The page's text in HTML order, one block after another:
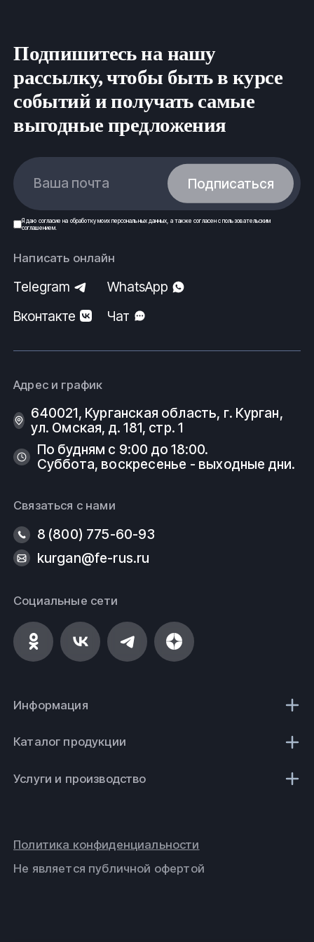
Подпишитесь на нашу
рассылку, чтобы быть в курсе
событий и получать самые
выгодные предложения
Ваша почта Подписаться
Я даю согласие на обработку моих персональных данных , а также согласен спользовательским
соглашением.
Написать онлайн
Telegram
WhatsApp
Вконтакте
Чат
Адрес и график
640021, Курганская область, г. Курган,
ул. Омская, д. 181, стр. 1
По будням с 9:00 до 18:00.
Суббота, воскресенье - выходные дни.
Связаться с нами
8 (800) 775-60-93
kurgan@fe-rus.ru
Социальные сети
Информация
Каталог продукции
Услуги и производство
Не является публичной офертой
Политика конфиденциальности